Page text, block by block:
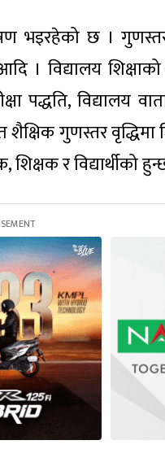
भइरहेको छ ।
विद्यालय शिक्षाको
पद्धति, विद्यालय
गुणस्तर वृद्धिमा
र विद्यार्थीको